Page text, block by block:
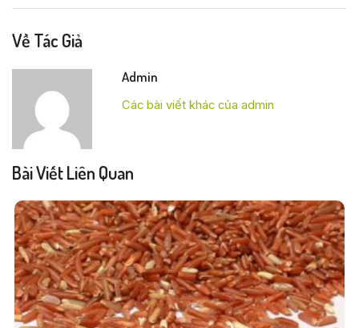
Về Tác Giả
Admin
Các bài viết khác của admin
Bài Viết Liên Quan